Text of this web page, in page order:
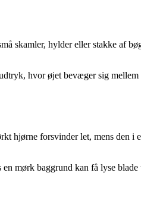
skamler, hylder eller stakke af
hvor øjet bevæger sig
hjørne forsvinder let, mens den
mørk baggrund kan få lyse